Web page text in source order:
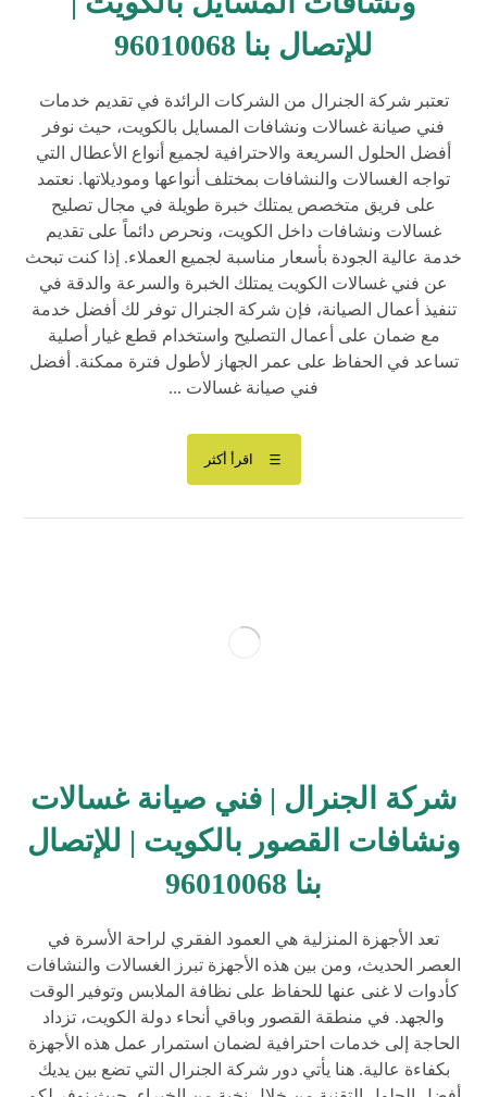
للإتصال بنا 96010068
تعتبر شركة الجنرال من الشركات الرائدة في تقديم خدمات
فني صيانة غسالات ونشافات المسايل بالكويت، حيث نوفر
أفضل الحلول السريعة والاحترافية لجميع أنواع الأعطال التي
تواجه الغسالات والنشافات بمختلف أنواعها وموديلاتها. نعتمد
على فريق متخصص يمتلك خبرة طويلة في مجال تصليح
غسالات ونشافات داخل الكويت، ونحرص دائماً على تقديم
خدمة عالية الجودة بأسعار مناسبة لجميع العملاء. إذا كنت تبحث
عن فني غسالات الكويت يمتلك الخبرة والسرعة والدقة في
تنفيذ أعمال الصيانة، فإن شركة الجنرال توفر لك أفضل خدمة
مع ضمان على أعمال التصليح واستخدام قطع غيار أصلية
تساعد في الحفاظ على عمر الجهاز لأطول فترة ممكنة. أفضل
فني صيانة غسالات ...
اقرأ أكثر
شركة الجنرال | فني صيانة غسالات
ونشافات القصور بالكويت | للإتصال
بنا 96010068
تعد الأجهزة المنزلية هي العمود الفقري لراحة الأسرة في
العصر الحديث، ومن بين هذه الأجهزة تبرز الغسالات والنشافات
كأدوات لا غنى عنها للحفاظ على نظافة الملابس وتوفير الوقت
والجهد. في منطقة القصور وباقي أنحاء دولة الكويت، تزداد
الحاجة إلى خدمات احترافية لضمان استمرار عمل هذه الأجهزة
بكفاءة عالية. هنا يأتي دور شركة الجنرال التي تضع بين يديك